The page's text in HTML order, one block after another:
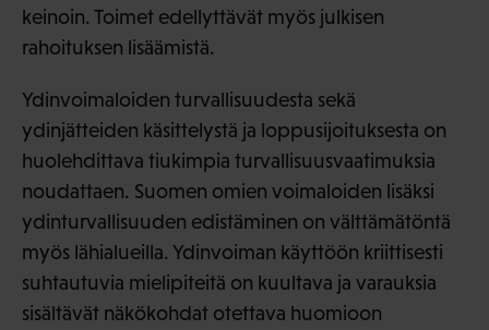
keinoin. Toimet edellyttävät myös julkisen
rahoituksen lisäämistä.
Ydinvoimaloiden turvallisuudesta sekä
ydinjätteiden käsittelystä ja loppusijoituksesta on
huolehdittava tiukimpia turvallisuusvaatimuksia
noudattaen. Suomen omien voimaloiden lisäksi
ydinturvallisuuden edistäminen on välttämätöntä
myös lähialueilla. Ydinvoiman käyttöön kriittisesti
suhtautuvia mielipiteitä on kuultava ja varauksia
sisältävät näkökohdat otettava huomioon